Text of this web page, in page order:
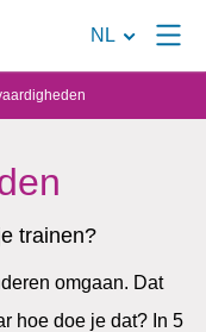
Naar
de
NL
trainen?
omgaan. Dat
hoe doe je dat? In 5